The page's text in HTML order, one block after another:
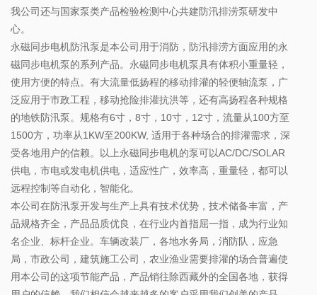
我公司还与国家泵类产品检验检测中心共建防汛排涝泵研发中
心。
永磁同步电机防汛泵是本公司用于消防，防汛排涝方面应用的永
磁同步电机泵的系列产品。永磁同步电机泵具有体积小重量轻，
使用方便的特点。有大流量低扬程的移动排灌的轻便轴流泵，广
泛应用于市政工程，移动抢险排灌抗洪等，还有高扬程各种规格
的地铁防汛泵。规格有6寸，8寸，10寸，12寸，流量从100方至
1500方，功率从1KW至200KW, 适用于各种场合的排灌需求，深
受各地用户的信赖。以上永磁同步电机的泵可以AC/DC/SOLAR
供电，市电或发电机供电，适应性广，效率高，重量轻，都可以
远程控制等自动化，智能化。
本公司在防汛泵开发与生产上具有技术优势，技术储备丰富，产
品规格齐全，产品品质优良，在行业内首指屈一指，成为行业知
名企业、标杆企业。车辆改装厂，各地水务局，消防队，应急
局，市政公司，建筑施工公司，农业渔业需要排灌的场合普遍使
用本公司的这项节能产品，产品销往除西藏外的全国各地，获得